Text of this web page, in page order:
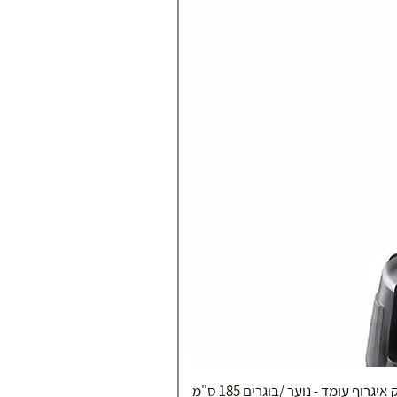
עומד - נוער /בוגרים 185 ס"מ